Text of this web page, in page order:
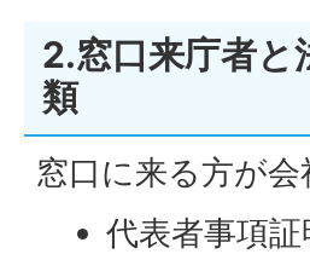
2.窓口来庁者と
類
窓口に来る方が
代表者事項